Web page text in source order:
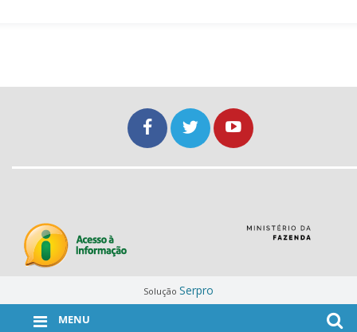
MENU
Solução Serpro